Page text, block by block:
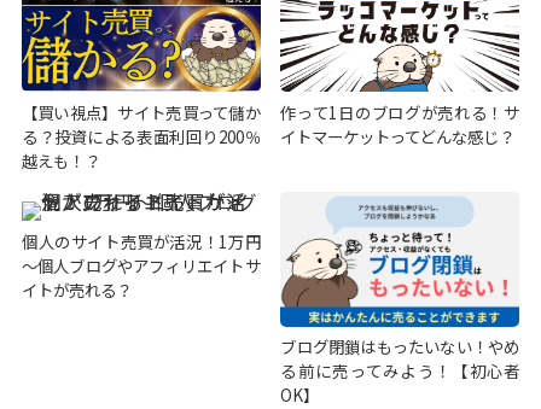
【買い視点】サイト売買って儲か
る？投資による表面利回り200％
越えも！？
作って1日のブログが売れる！サ
イトマーケットってどんな感じ？
個人のサイト売買が活況！1万円
～個人ブログやアフィリエイトサ
イトが売れる？
ブログ閉鎖はもったいない！やめ
る前に売ってみよう！【初心者
OK】